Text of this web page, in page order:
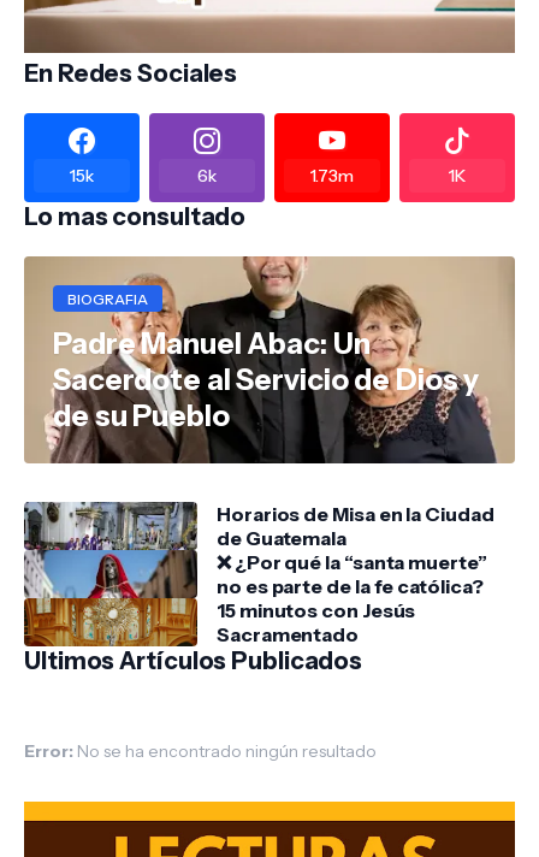
En Redes Sociales
15k 6k 1.73m 1K
Lo mas consultado
BIOGRAFIA
Padre Manuel Abac: Un
Sacerdote al Servicio de Dios y
de su Pueblo
Horarios de Misa en la Ciudad
de Guatemala
❌ ¿Por qué la “santa muerte”
no es parte de la fe católica?
15 minutos con Jesús
Sacramentado
Ultimos Artículos Publicados
Error: No se ha encontrado ningún resultado